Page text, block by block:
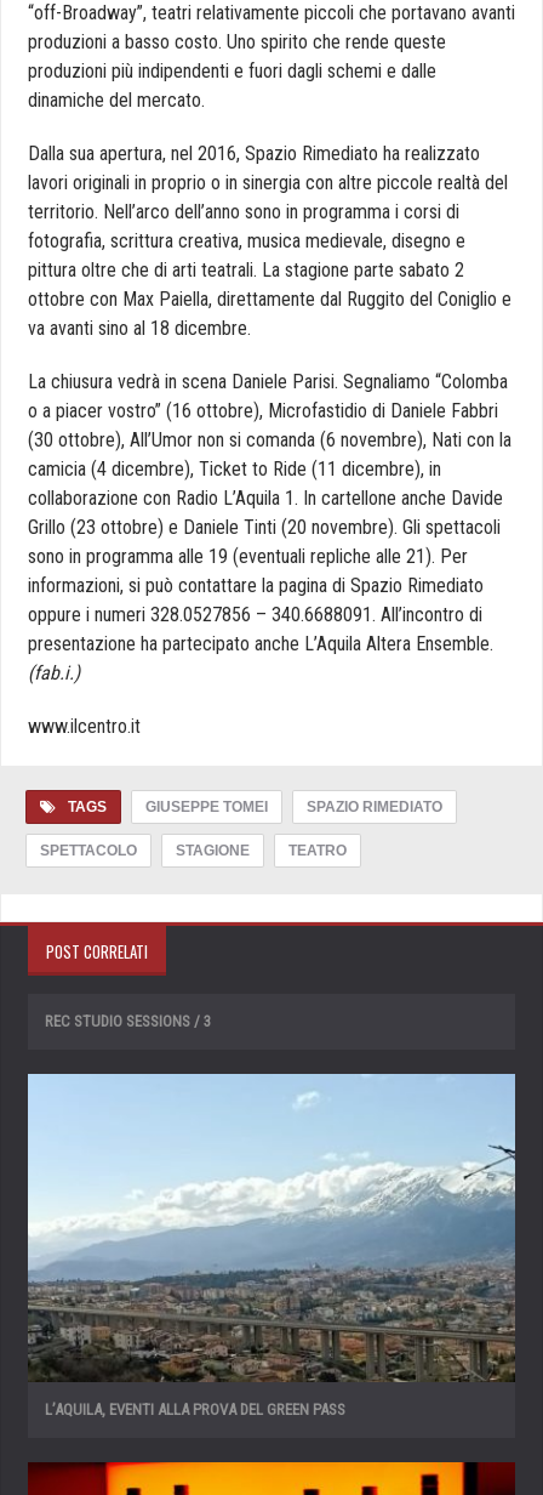
“off-Broadway”, teatri relativamente piccoli che portavano avanti
produzioni a basso costo. Uno spirito che rende queste
produzioni più indipendenti e fuori dagli schemi e dalle
dinamiche del mercato.
Dalla sua apertura, nel 2016, Spazio Rimediato ha realizzato
lavori originali in proprio o in sinergia con altre piccole realtà del
territorio. Nell’arco dell’anno sono in programma i corsi di
fotografia, scrittura creativa, musica medievale, disegno e
pittura oltre che di arti teatrali. La stagione parte sabato 2
ottobre con Max Paiella, direttamente dal Ruggito del Coniglio e
va avanti sino al 18 dicembre.
La chiusura vedrà in scena Daniele Parisi. Segnaliamo “Colomba
o a piacer vostro” (16 ottobre), Microfastidio di Daniele Fabbri
(30 ottobre), All’Umor non si comanda (6 novembre), Nati con la
camicia (4 dicembre), Ticket to Ride (11 dicembre), in
collaborazione con Radio L’Aquila 1. In cartellone anche Davide
Grillo (23 ottobre) e Daniele Tinti (20 novembre). Gli spettacoli
sono in programma alle 19 (eventuali repliche alle 21). Per
informazioni, si può contattare la pagina di Spazio Rimediato
oppure i numeri 328.0527856 – 340.6688091. All’incontro di
presentazione ha partecipato anche L’Aquila Altera Ensemble.
(fab.i.)
www.ilcentro.it
TAGS GIUSEPPE TOMEI SPAZIO RIMEDIATO
SPETTACOLO STAGIONE TEATRO
POST CORRELATI
REC STUDIO SESSIONS / 3
L’AQUILA, EVENTI ALLA PROVA DEL GREEN PASS